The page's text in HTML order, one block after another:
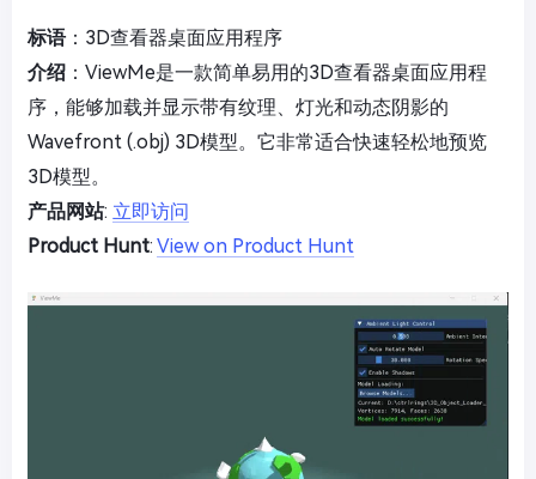
标语：3D查看器桌面应用程序
介绍 ：ViewMe是一款简单易用的3D查看器桌面应用程
序，能够加载并显示带有纹理、灯光和动态阴影的
Wavefront (.obj) 3D模型。它非常适合快速轻松地预览
3D模型。
产品网站: 立即访问
Product Hunt: View on Product Hunt